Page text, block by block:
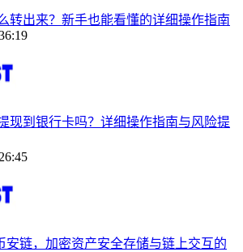
转出来？新手也能看懂的详细操作指南
现到银行卡吗？详细操作指南与风险提
安链，加密资产安全存储与链上交互的